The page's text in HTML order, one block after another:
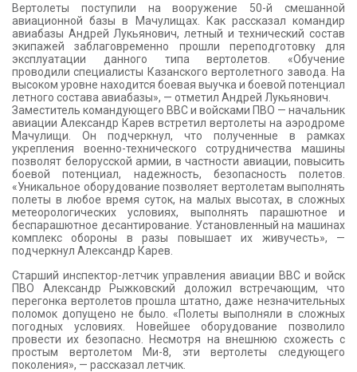
Вертолеты поступили на вооружение 50-й смешанной
авиационной базы в Мачулищах. Как рассказал командир
авиабазы Андрей Лукьянович, летный и технический состав
экипажей заблаговременно прошли переподготовку для
эксплуатации данного типа вертолетов. «Обучение
проводили специалисты Казанского вертолетного завода. На
высоком уровне находится боевая выучка и боевой потенциал
летного состава авиабазы», — отметил Андрей Лукьянович.
Заместитель командующего ВВС и войсками ПВО — начальник
авиации Александр Карев встретил вертолеты на аэродроме
Мачулищи. Он подчеркнул, что полученные в рамках
укрепления военно-технического сотрудничества машины
позволят белорусской армии, в частности авиации, повысить
боевой потенциал, надежность, безопасность полетов.
«Уникальное оборудование позволяет вертолетам выполнять
полеты в любое время суток, на малых высотах, в сложных
метеорологических условиях, выполнять парашютное и
беспарашютное десантирование. Установленный на машинах
комплекс обороны в разы повышает их живучесть», —
подчеркнул Александр Карев.
Старший инспектор-летчик управления авиации ВВС и войск
ПВО Александр Рыжковский доложил встречающим, что
перегонка вертолетов прошла штатно, даже незначительных
поломок допущено не было. «Полеты выполняли в сложных
погодных условиях. Новейшее оборудование позволило
провести их безопасно. Несмотря на внешнюю схожесть с
простым вертолетом Ми-8, эти вертолеты следующего
поколения», — рассказал летчик.